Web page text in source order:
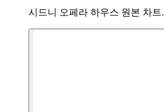
시드니 오페라 하우스 원본 차트.